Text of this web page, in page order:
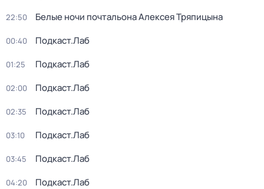
22:50 Белые ночи почтальона Алексея Тряпицына
00:40 Подкаст.Лаб
01:25 Подкаст.Лаб
02:00 Подкаст.Лаб
02:35 Подкаст.Лаб
03:10 Подкаст.Лаб
03:45 Подкаст.Лаб
04:20 Подкаст.Лаб